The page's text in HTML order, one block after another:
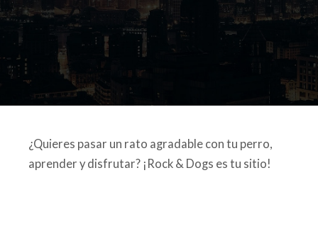
¿Quieres pasar un rato agradable con tu perro,
aprender y disfrutar? ¡Rock & Dogs es tu sitio!